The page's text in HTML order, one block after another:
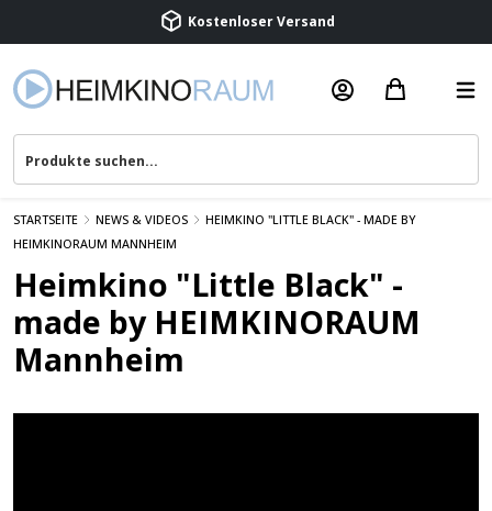
Kostenloser Versand
Beratung & Service
STARTSEITE NEWS & VIDEOS
HEIMKINO "LITTLE BLACK" - MADE BY
HEIMKINORAUM MANNHEIM
Heimkino "Little Black" -
made by HEIMKINORAUM
Mannheim